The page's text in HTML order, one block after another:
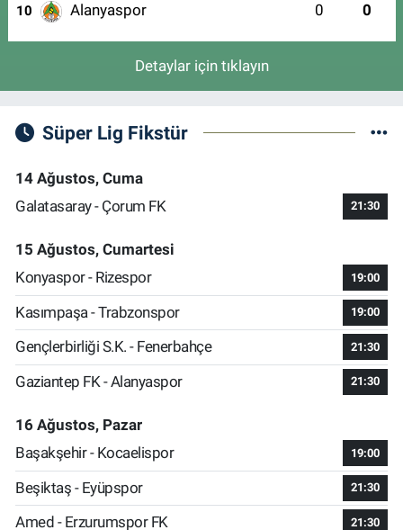
10 Alanyaspor 0 0
Detaylar için tıklayın
Süper Lig Fikstür
14 Ağustos, Cuma
Galatasaray - Çorum FK
21:30
15 Ağustos, Cumartesi
Konyaspor - Rizespor
19:00
Kasımpaşa - Trabzonspor 19:00
Gençlerbirliği S.K. - Fenerbahçe 21:30
Gaziantep FK - Alanyaspor 21:30
16 Ağustos, Pazar
Başakşehir - Kocaelispor
19:00
Beşiktaş - Eyüpspor 21:30
Amed - Erzurumspor FK 21:30